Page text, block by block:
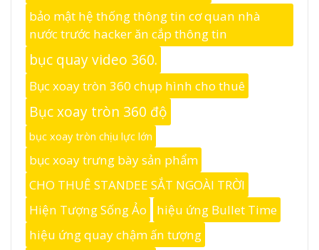
bảo mật hệ thống thông tin cơ quan nhà
nước trước hacker ăn cắp thông tin
bục quay video 360.
Bục xoay tròn 360 chụp hình cho thuê
Bục xoay tròn 360 độ
bục xoay tròn chịu lực lớn
bục xoay trưng bày sản phẩm
CHO THUÊ STANDEE SẮT NGOÀI TRỜI
Hiện Tượng Sống Ảo
hiệu ứng Bullet Time
hiệu ứng quay chậm ấn tượng